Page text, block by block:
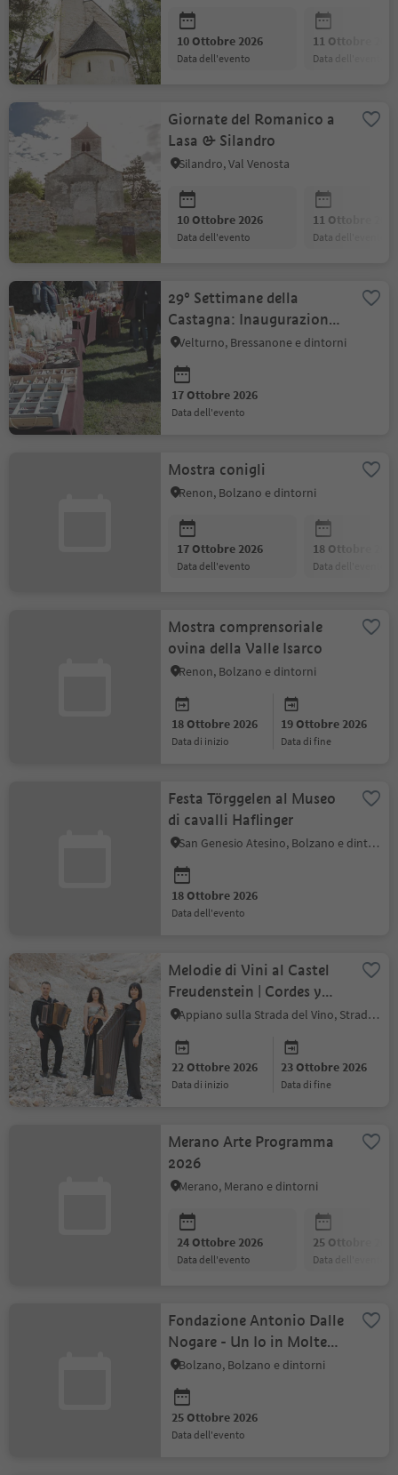
10 Ottobre 2026
data dell'evento
11 Ottobre 2026
data dell'evento
Giornate del Romanico a
Lasa & Silandro
Silandro, Val Venosta
10 Ottobre 2026
data dell'evento
11 Ottobre 2026
data dell'evento
29° Settimane della
Castagna: Inaugurazione
con Mercato del Törggelen
Velturno, Bressanone e dintorni
17 Ottobre 2026
data dell'evento
Mostra conigli
Renon, Bolzano e dintorni
17 Ottobre 2026
data dell'evento
18 Ottobre 2026
data dell'evento
Mostra comprensoriale
ovina della Valle Isarco
Renon, Bolzano e dintorni
18 Ottobre 2026
data di inizio
19 Ottobre 2026
data di fine
Festa Törggelen al Museo
di cavalli Haflinger
San Genesio Atesino, Bolzano e dintorni
18 Ottobre 2026
data dell'evento
Melodie di Vini al Castel
Freudenstein | Cordes y
buton
Appiano sulla Strada del Vino, Strada del Vino
22 Ottobre 2026
data di inizio
23 Ottobre 2026
data di fine
Merano Arte Programma
2026
Merano, Merano e dintorni
24 Ottobre 2026
data dell'evento
25 Ottobre 2026
data dell'evento
Fondazione Antonio Dalle
Nogare - Un Io in Molte
Forme
Bolzano, Bolzano e dintorni
25 Ottobre 2026
data dell'evento